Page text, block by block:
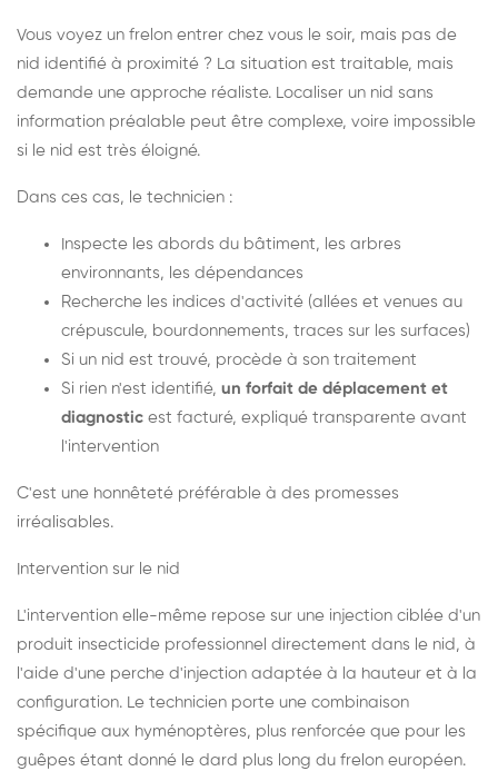
Vous voyez un frelon entrer chez vous le soir, mais pas de
nid identifié à proximité ? La situation est traitable, mais
demande une approche réaliste. Localiser un nid sans
information préalable peut être complexe, voire impossible
si le nid est très éloigné.
Dans ces cas, le technicien :
Inspecte les abords du bâtiment, les arbres
environnants, les dépendances
Recherche les indices d'activité (allées et venues au
crépuscule, bourdonnements, traces sur les surfaces)
Si un nid est trouvé, procède à son traitement
Si rien n'est identifié, un forfait de déplacement et
diagnostic est facturé, expliqué transparente avant
l'intervention
C'est une honnêteté préférable à des promesses
irréalisables.
Intervention sur le nid
L'intervention elle-même repose sur une injection ciblée d'un
produit insecticide professionnel directement dans le nid, à
l'aide d'une perche d'injection adaptée à la hauteur et à la
configuration. Le technicien porte une combinaison
spécifique aux hyménoptères, plus renforcée que pour les
guêpes étant donné le dard plus long du frelon européen.